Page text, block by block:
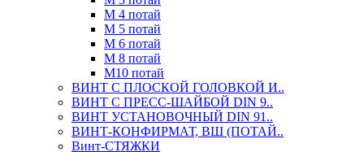
М 4 потай
М 5 потай
М 6 потай
М 8 потай
М10 потай
ВИНТ С ПЛОСКОЙ ГОЛОВКОЙ И..
ВИНТ С ПРЕСС-ШАЙБОЙ DIN 9..
ВИНТ УСТАНОВОЧНЫЙ DIN 91..
ВИНТ-КОНФИРМАТ, ВШ (ПОТАЙ..
Винт-СТЯЖКИ